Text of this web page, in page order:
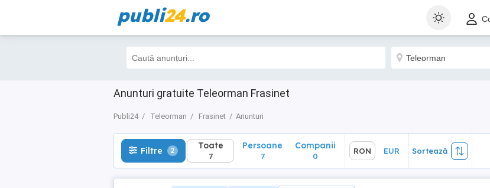
publi24.ro
Anunturi gratuite Teleorman Frasinet
Publi24 Teleorman Frasinet Anunturi
Filtre 2 Toate
7
Sortează
Filtre 2 Toate
7
Persoane
7
Companii
0
RON EUR Sortează